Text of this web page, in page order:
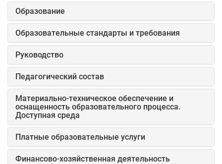
Образование
Образовательные стандарты и требования
Руководство
Педагогический состав
Материально-техническое обеспечение и
оснащенность образовательного процесса.
Доступная среда
Платные образовательные услуги
Финансово-хозяйственная деятельность